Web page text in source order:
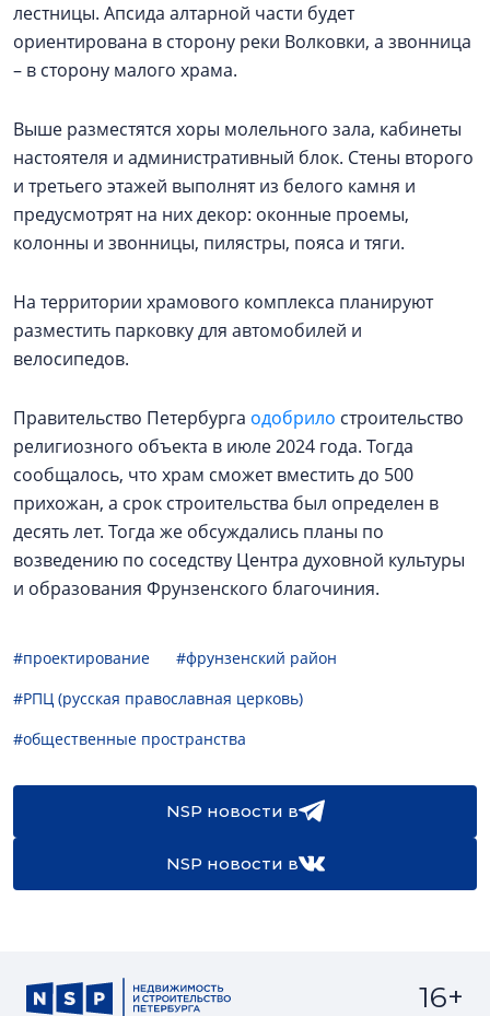
лестницы. Апсида алтарной части будет
ориентирована в сторону реки Волковки, а звонница
– в сторону малого храма.
Выше разместятся хоры молельного зала, кабинеты
настоятеля и административный блок. Стены второго
и третьего этажей выполнят из белого камня и
предусмотрят на них декор: оконные проемы,
колонны и звонницы, пилястры, пояса и тяги.
На территории храмового комплекса планируют
разместить парковку для автомобилей и
велосипедов.
Правительство Петербурга одобрило строительство
религиозного объекта в июле 2024 года. Тогда
сообщалось, что храм сможет вместить до 500
прихожан, а срок строительства был определен в
десять лет. Тогда же обсуждались планы по
возведению по соседству Центра духовной культуры
и образования Фрунзенского благочиния.
#проектирование
#фрунзенский район
#РПЦ (русская православная церковь)
#общественные пространства
NSP новости в
NSP новости в
16+